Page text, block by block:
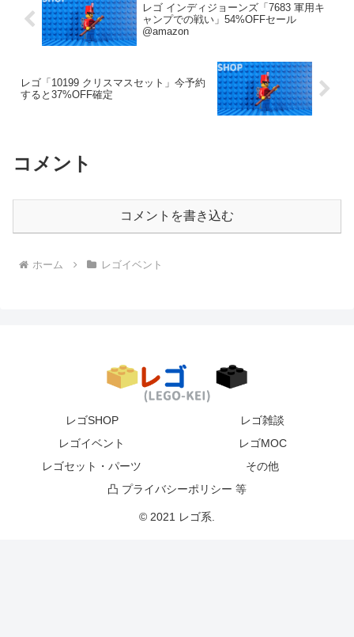
レゴ インディジョーンズ「7683 軍用キ
ャンプでの戦い」54%OFFセール
@amazon
レゴ「10199 クリスマスセット」今予約
すると37%OFF確定
コメント
コメントを書き込む
ホーム レゴイベント
レゴSHOP
レゴ雑談
レゴイベント
レゴMOC
レゴセット・パーツ
その他
凸 プライバシーポリシー 等
© 2021 レゴ系.